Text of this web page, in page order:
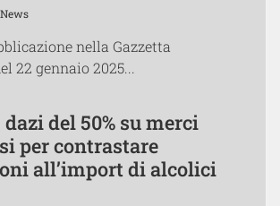
News
nella Gazzetta
22 gennaio 2025...
del 50% su merci
per contrastare
all’import di alcolici